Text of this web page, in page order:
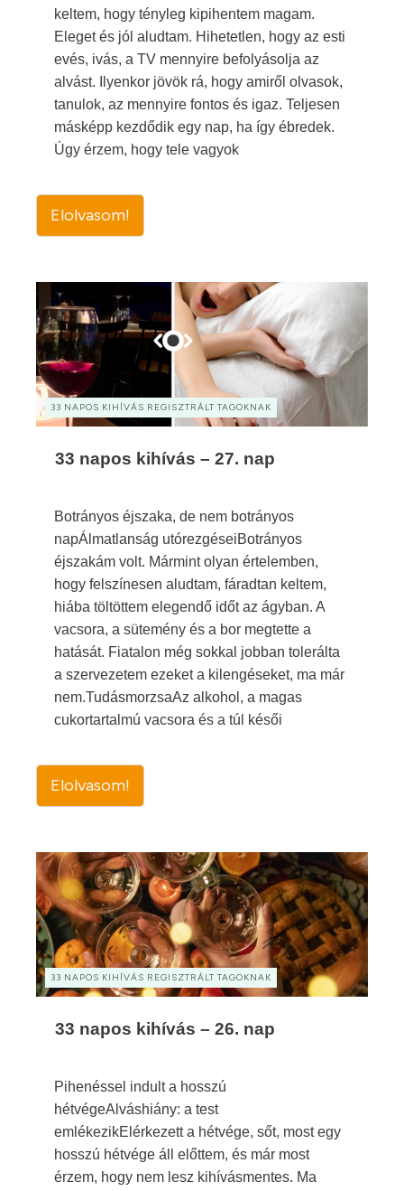
keltem, hogy tényleg kipihentem magam.
Eleget és jól aludtam. Hihetetlen, hogy az esti
evés, ivás, a TV mennyire befolyásolja az
alvást. Ilyenkor jövök rá, hogy amiről olvasok,
tanulok, az mennyire fontos és igaz. Teljesen
másképp kezdődik egy nap, ha így ébredek.
Úgy érzem, hogy tele vagyok
Elolvasom!
33 NAPOS KIHÍVÁS REGISZTRÁLT TAGOKNAK
33 napos kihívás – 27. nap
Botrányos éjszaka, de nem botrányos
napÁlmatlanság utórezgéseiBotrányos
éjszakám volt. Mármint olyan értelemben,
hogy felszínesen aludtam, fáradtan keltem,
hiába töltöttem elegendő időt az ágyban. A
vacsora, a sütemény és a bor megtette a
hatását. Fiatalon még sokkal jobban tolerálta
a szervezetem ezeket a kilengéseket, ma már
nem.TudásmorzsaAz alkohol, a magas
cukortartalmú vacsora és a túl késői
Elolvasom!
33 NAPOS KIHÍVÁS REGISZTRÁLT TAGOKNAK
33 napos kihívás – 26. nap
Pihenéssel indult a hosszú
hétvégeAlváshiány: a test
emlékezikElérkezett a hétvége, sőt, most egy
hosszú hétvége áll előttem, és már most
érzem, hogy nem lesz kihívásmentes. Ma